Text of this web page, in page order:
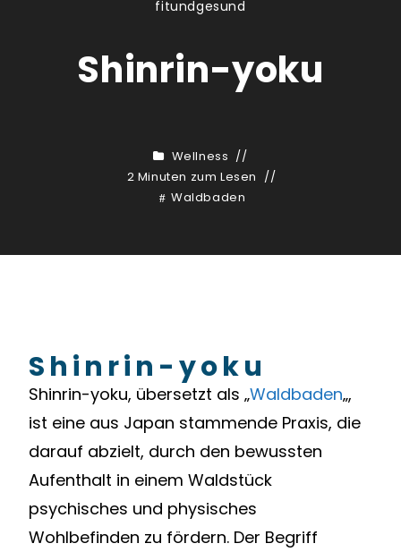
fitundgesund
Shinrin-yoku
Wellness
2 Minuten zum Lesen
Waldbaden
Shinrin-yoku
Shinrin-yoku, übersetzt als „Waldbaden„,
ist eine aus Japan stammende Praxis, die
darauf abzielt, durch den bewussten
Aufenthalt in einem Waldstück
psychisches und physisches
Wohlbefinden zu fördern. Der Begriff